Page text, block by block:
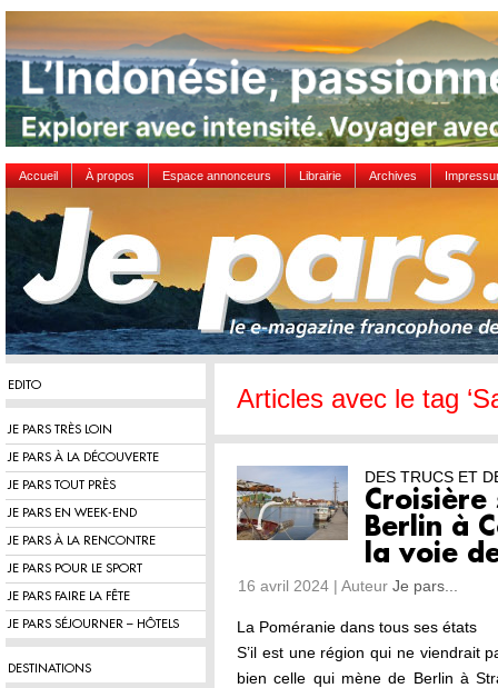
Accueil À propos Espace annonceurs Librairie Archives
EDITO
JE PARS TRÈS LOIN
JE PARS À LA DÉCOUVERTE
JE PARS TOUT PRÈS
JE PARS EN WEEK-END
JE PARS À LA RENCONTRE
JE PARS POUR LE SPORT
JE PARS FAIRE LA FÊTE
JE PARS SÉJOURNER – HÔTELS
DESTINATIONS
Articles avec le tag
DES TRUCS ET
Croisière
Berlin à
la voie
16 avril 2024 | Auteur Je pars...
La Poméranie dans tous ses états
S’il est une région qui ne viendrait
bien celle qui mène de Berlin à